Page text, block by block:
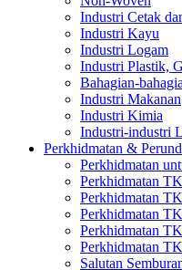
Industri Cetak
Industri Kayu
Industri Logam
Industri Plastik,
Bahagian-
Industri Makanan
Industri Kimia
Industri-industri
Perkhidmatan &
Perkhidmatan
Perkhidmatan
Perkhidmatan
Perkhidmatan
Perkhidmatan
Perkhidmatan
Salutan